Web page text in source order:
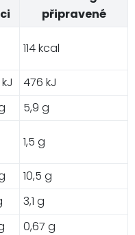
připravené
114 kcal
476 kJ
5,9 g
1,5 g
10,5 g
3,1 g
0,67 g